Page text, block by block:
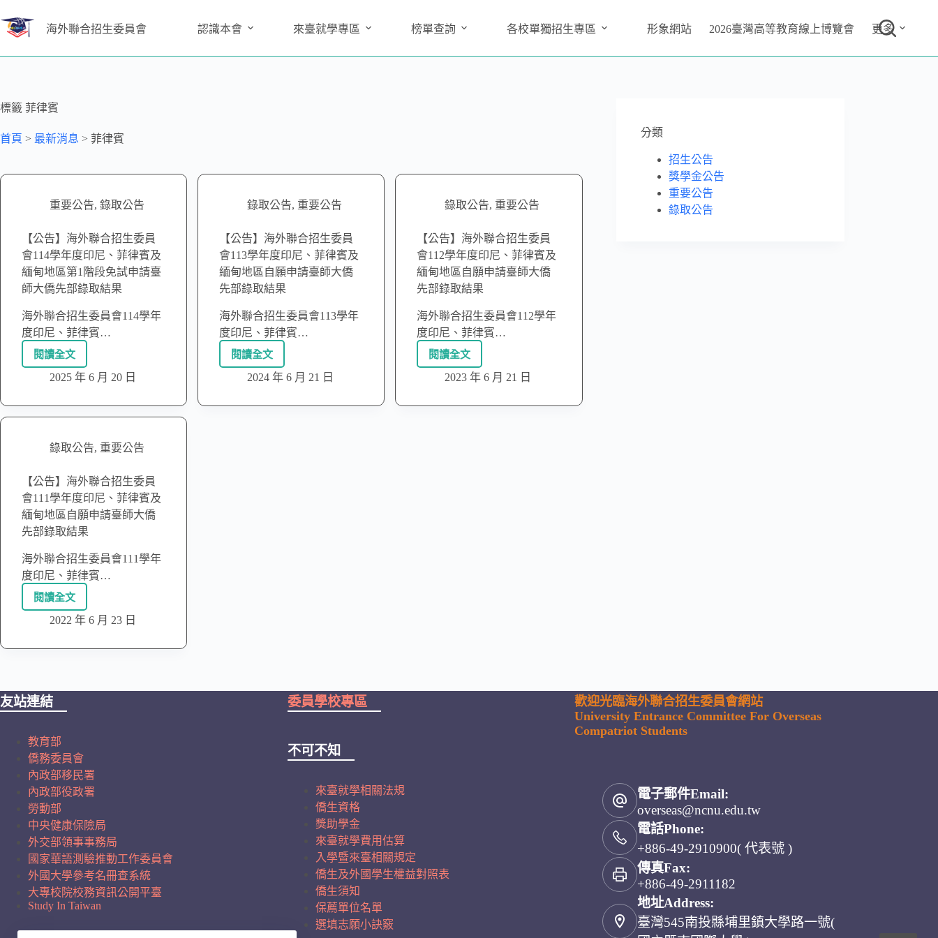
海外聯合招生委員會 認識本會 來臺就學專區 榜單查詢 各校單獨招生專區 形象網站 2026臺灣高等教育線上博覽會 更多
標籤 菲律賓
首頁 > 最新消息 > 菲律賓
重要公告, 錄取公告
【公告】海外聯合招生委員
會114學年度印尼、菲律賓及
緬甸地區第1階段免試申請臺
師大僑先部錄取結果
海外聯合招生委員會114學年
度印尼、菲律賓…
閱讀全文
2025 年 6 月 20 日
錄取公告, 重要公告
【公告】海外聯合招生委員
會113學年度印尼、菲律賓及
緬甸地區自願申請臺師大僑
先部錄取結果
海外聯合招生委員會113學年
度印尼、菲律賓…
閱讀全文
2024 年 6 月 21 日
錄取公告, 重要公告
【公告】海外聯合招生委員
會112學年度印尼、菲律賓及
緬甸地區自願申請臺師大僑
先部錄取結果
海外聯合招生委員會112學年
度印尼、菲律賓…
閱讀全文
2023 年 6 月 21 日
錄取公告, 重要公告
【公告】海外聯合招生委員
會111學年度印尼、菲律賓及
緬甸地區自願申請臺師大僑
先部錄取結果
海外聯合招生委員會111學年
度印尼、菲律賓…
閱讀全文
2022 年 6 月 23 日
分類
招生公告
獎學金公告
重要公告
錄取公告
友站連結
教育部
僑務委員會
內政部移民署
內政部役政署
勞動部
中央健康保險局
外交部領事事務局
國家華語測驗推動工作委員會
外國大學參考名冊查系統
大專校院校務資訊公開平臺
Study In Taiwan
委員學校專區
不可不知
來臺就學相關法規
僑生資格
獎助學金
來臺就學費用估算
入學暨來臺相關規定
僑生及外國學生權益對照表
僑生須知
保薦單位名單
選填志願小訣竅
歡迎光臨海外聯合招生委員會網站
University Entrance Committee For Overseas
Compatriot Students
電子郵件Email:
overseas@ncnu.edu.tw
電話Phone:
+886-49-2910900( 代表號 )
傳真Fax:
+886-49-2911182
地址Address:
臺灣545南投縣埔里鎮大學路一號(